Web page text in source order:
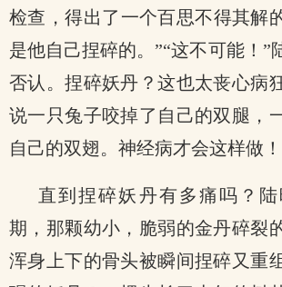
检查，得出了一个百思不得其
是他自己捏碎的。”“这不可能！”
否认。捏碎妖丹？这也太丧心病
说一只兔子咬掉了自己的双腿，
自己的双翅。神经病才会这样做！
直到捏碎妖丹有多痛吗？
期，那颗幼小，脆弱的金丹碎裂
浑身上下的骨头被瞬间捏碎又重